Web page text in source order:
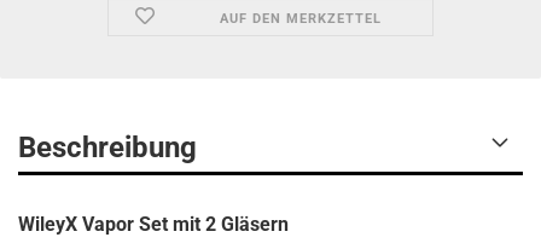
AUF DEN MERKZETTEL
Beschreibung
WileyX Vapor Set mit 2 Gläsern